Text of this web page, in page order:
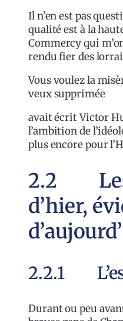
Il n’en est pas
qualité est à la
Commercy qui
rendu fier des
Vous voulez la
veux supprimée
avait écrit Victor
l’ambition de
plus encore pour
2.2 Les
d’hier,
2.2.1
Durant ou peu